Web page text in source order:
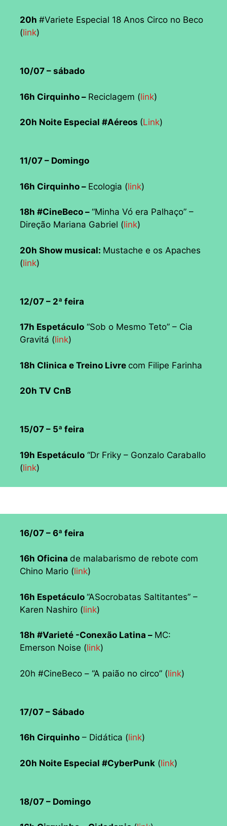
20h #Variete Especial 18 Anos Circo no Beco
(link)
10/07 – sábado
16h Cirquinho – Reciclagem (link)
20h Noite Especial #Aéreos (Link)
11/07 – Domingo
16h Cirquinho – Ecologia (link)
18h #CineBeco – “Minha Vó era Palhaço” –
Direção Mariana Gabriel (link)
20h Show musical: Mustache e os Apaches
(link)
12/07 – 2ª feira
17h Espetáculo“Sob o Mesmo Teto” – Cia
Gravitá (link)
18h Clinica e Treino Livre com Filipe Farinha
20h TV CnB
15/07 – 5ª feira
19h Espetáculo“Dr Friky – Gonzalo Caraballo
(link)
16/07 – 6ª feira
16h Oficina de malabarismo de rebote com
Chino Mario (link)
16h Espetáculo “ASocrobatas Saltitantes” –
Karen Nashiro (link)
18h #Varieté -Conexão Latina – MC:
Emerson Noise (link)
20h #CineBeco – “A paião no circo” (link)
17/07 – Sábado
16h Cirquinho– Didática (link)
20h Noite Especial #CyberPunk(link)
18/07 – Domingo